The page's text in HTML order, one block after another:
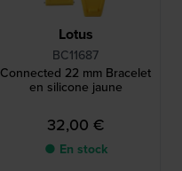
Lotus
BC11687
Connected 22 mm Bracelet
en silicone jaune
32,00 €
● En stock